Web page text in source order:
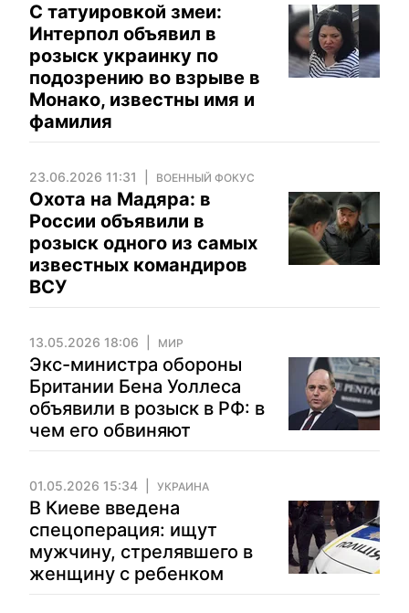
С татуировкой змеи:
Интерпол объявил в
розыск украинку по
подозрению во взрыве в
Монако, известны имя и
фамилия
23.06.2026 11:31 ВОЕННЫЙ ФОКУС
Охота на Мадяра: в
России объявили в
розыск одного из самых
известных командиров
ВСУ
13.05.2026 18:06 МИР
Экс-министра обороны
Британии Бена Уоллеса
объявили в розыск в РФ: в
чем его обвиняют
01.05.2026 15:34 УКРАИНА
В Киеве введена
спецоперация: ищут
мужчину, стрелявшего в
женщину с ребенком